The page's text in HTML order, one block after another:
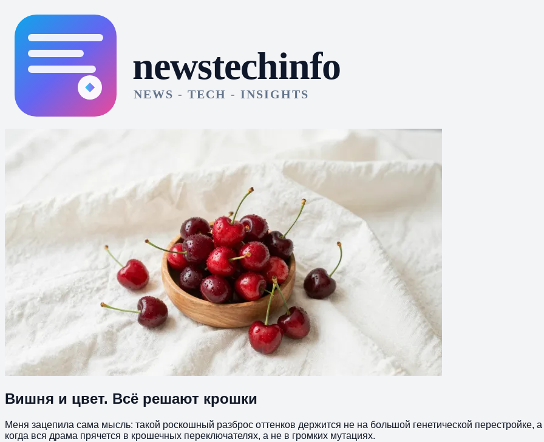
Вишня и цвет. Всё решают крошки
Меня зацепила сама мысль: такой роскошный разброс оттенков держится не на большой генетической
когда вся драма прячется в крошечных переключателях, а не в громких мутациях.